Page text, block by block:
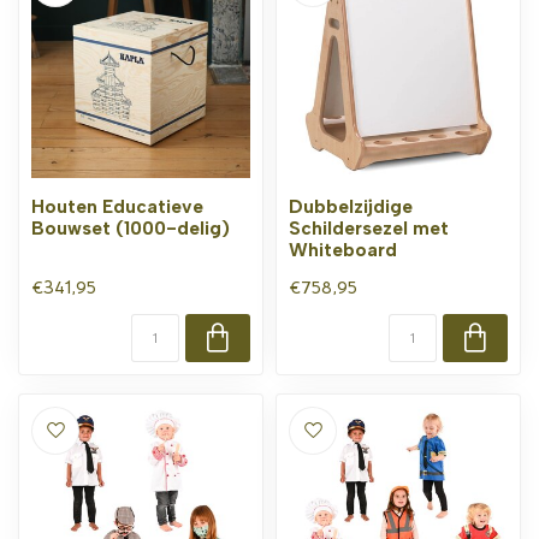
Houten Educatieve
Bouwset (1000-delig)
€341,95
Dubbelzijdige
Schildersezel met
Whiteboard
€758,95